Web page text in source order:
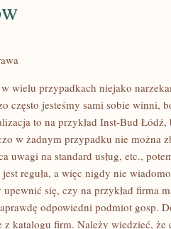
wielu przypadkach niejako
często jesteśmy sami sobie winni,
to na przykład Inst-Bud Łódź,
w żadnym przypadku nie można
uwagi na standard usług, etc.,
reguła, a więc nigdy nie
się, czy na przykład firma
odpowiedni podmiot gosp.
katalogu firm. Należy wiedzieć, że